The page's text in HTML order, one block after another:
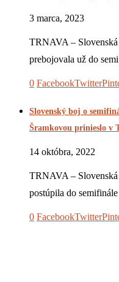
3 marca, 2023
TRNAVA –
prebojovala už do
0 FacebookTwitter
Slovenský boj o
Šramkovou prinieslo v
14 októbra, 2022
TRNAVA –
postúpila do
0 FacebookTwitter